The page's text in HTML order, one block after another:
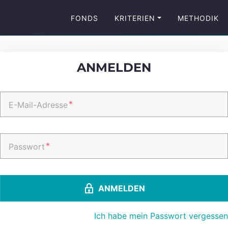
FONDS KRITERIEN METHODIK
ANMELDEN
E-Mail-Adresse*
Passwort *
ANMELDEN
Ich habe mein Passwort vergessen